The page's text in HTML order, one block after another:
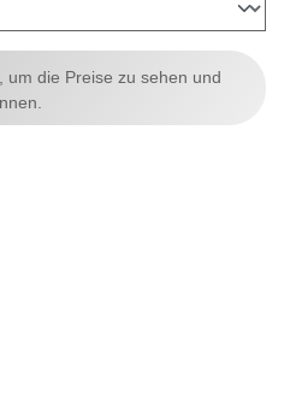
um die Preise zu sehen und